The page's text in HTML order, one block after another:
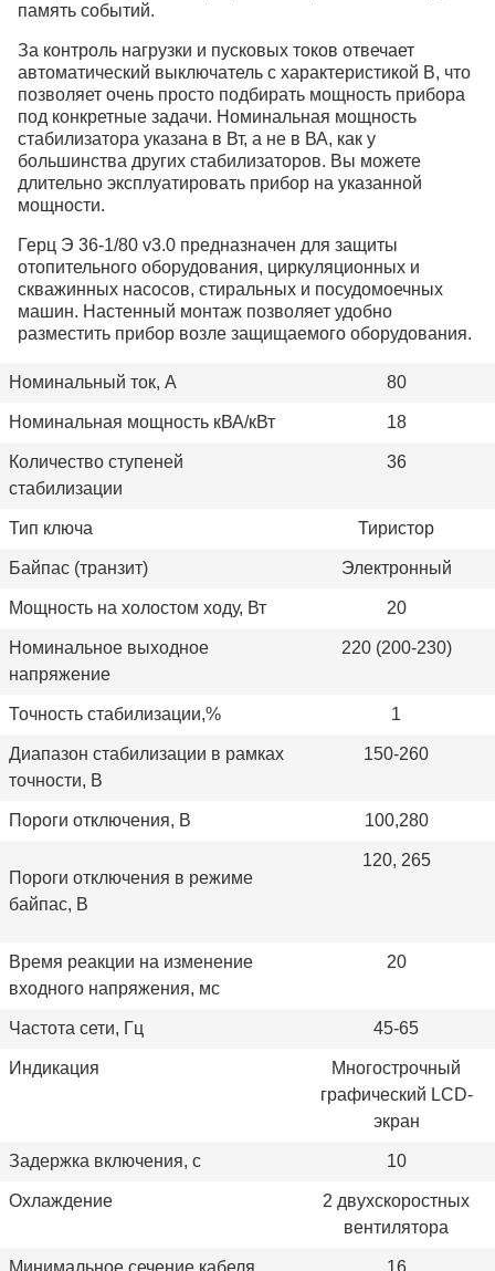
память событий.
За контроль нагрузки и пусковых токов отвечает
автоматический выключатель с характеристикой B, что
позволяет очень просто подбирать мощность прибора
под конкретные задачи. Номинальная мощность
стабилизатора указана в Вт, а не в ВА, как у
большинства других стабилизаторов. Вы можете
длительно эксплуатировать прибор на указанной
мощности.
Герц Э 36-1/80 v3.0 предназначен для защиты
отопительного оборудования, циркуляционных и
скважинных насосов, стиральных и посудомоечных
машин. Настенный монтаж позволяет удобно
разместить прибор возле защищаемого оборудования.
Номинальный ток, А 80
Номинальная мощность кВА/кВт 18
Количество ступеней
стабилизации
36
Тип ключа Тиристор
Байпас (транзит) Электронный
Мощность на холостом ходу, Вт 20
Номинальное выходное
напряжение
220 (200-230)
Точность стабилизации,% 1
Диапазон стабилизации в рамках
точности, В
150-260
Пороги отключения, В 100,280
Пороги отключения в режиме
байпас, В
120, 265
Время реакции на изменение
входного напряжения, мс
20
Частота сети, Гц 45-65
Индикация
Многострочный
графический LСD-
экран
Задержка включения, с 10
Охлаждение
2 двухскоростных
вентилятора